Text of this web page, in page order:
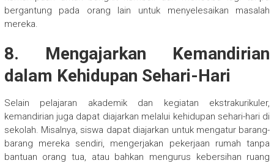
bergantung pada orang lain untuk menyelesaikan masalah
mereka.
8. Mengajarkan Kemandirian
dalam Kehidupan Sehari-Hari
Selain pelajaran akademik dan kegiatan ekstrakurikuler,
kemandirian juga dapat diajarkan melalui kehidupan sehari-hari di
sekolah. Misalnya, siswa dapat diajarkan untuk mengatur barang-
barang mereka sendiri, mengerjakan pekerjaan rumah tanpa
bantuan orang tua, atau bahkan mengurus kebersihan ruang